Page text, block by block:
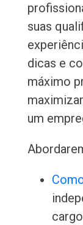
suas
dicas e
máximo
um